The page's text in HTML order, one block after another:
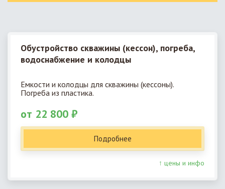
Обустройство скважины (кессон), погреба,
водоснабжение и колодцы
Емкости и колодцы для скважины (кессоны).
Погреба из пластика.
от 22 800 ₽
Подробнее
↑ цены и инфо